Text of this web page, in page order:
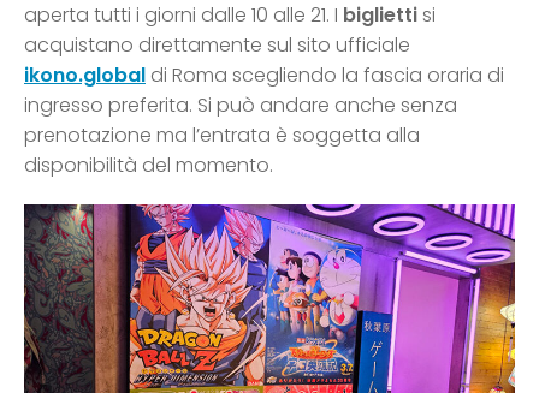
aperta tutti i giorni dalle 10 alle 21. I bigliettisi
acquistano direttamente sul sito ufficiale
ikono.global di Roma scegliendo la fascia oraria di
ingresso preferita. Si può andare anche senza
prenotazione ma l’entrata è soggetta alla
disponibilità del momento.